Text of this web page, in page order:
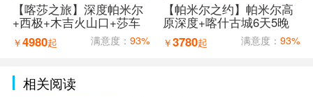
【喀莎之旅】深度帕米尔
+西极+木吉火山口+莎车
古城8天7晚拼车小团
￥4980起 满意度：93%
【帕米尔之约】帕米尔高
原深度+喀什古城6天5晚
拼车小团
￥3780起 满意度：93%
相关阅读